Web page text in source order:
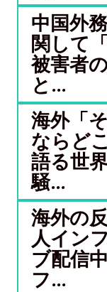
中国外
関して
被害者
と...
海外「
ならど
語る世
騒...
海外の
人イン
ブ配信
フ...